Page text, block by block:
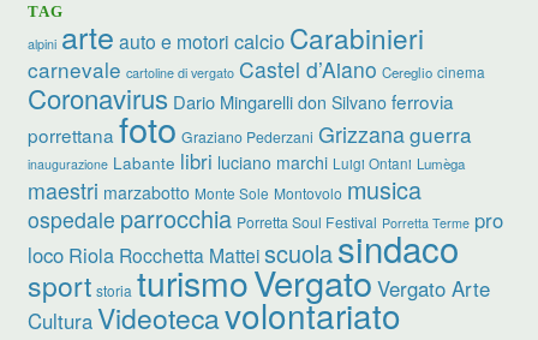
TAG
alpini arte auto e motori calcio Carabinieri
carnevale cartoline di vergato Castel d’Aiano Cereglio cinema
Coronavirus Dario Mingarelli don Silvano ferrovia
porrettana foto Graziano Pederzani Grizzanaguerra
inaugurazione Labante libri luciano marchi Luigi Ontani Lumèga
maestri marzabotto Monte Sole Montovolo musica
ospedale parrocchia Porretta Soul Festival Porretta Terme pro
loco Riola Rocchetta Matteiscuolasindaco
sport storia turismoVergato Vergato Arte
CulturaVideotecavolontariato